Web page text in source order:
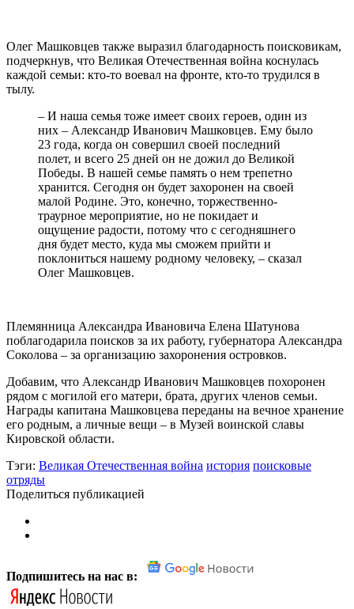
Олег Машковцев также выразил благодарность поисковикам,
подчеркнув, что Великая Отечественная война коснулась
каждой семьи: кто-то воевал на фронте, кто-то трудился в
тылу.
– И наша семья тоже имеет своих героев, один из
них – Александр Иванович Машковцев. Ему было
23 года, когда он совершил своей последний
полет, и всего 25 дней он не дожил до Великой
Победы. В нашей семье память о нем трепетно
хранится. Сегодня он будет захоронен на своей
малой Родине. Это, конечно, торжественно-
траурное мероприятие, но не покидает и
ощущение радости, потому что с сегодняшнего
дня будет место, куда мы сможем прийти и
поклониться нашему родному человеку, – сказал
Олег Машковцев.
Племянница Александра Ивановича Елена Шатунова
поблагодарила поисков за их работу, губернатора Александра
Соколова – за организацию захоронения островков.
Добавим, что Александр Иванович Машковцев похоронен
рядом с могилой его матери, брата, других членов семьи.
Награды капитана Машковцева переданы на вечное хранение
его родным, а личные вещи – в Музей воинской славы
Кировской области.
Тэги: Великая Отечественная война история поисковые
отряды
Поделиться публикацией
Подпишитесь на нас в: